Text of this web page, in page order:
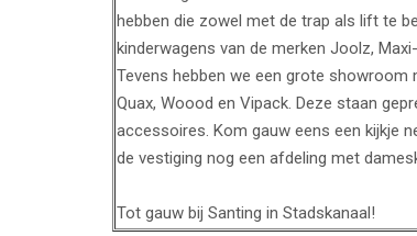
hebben die zowel met de trap als lift te
kinderwagens van de merken Joolz,
Tevens hebben we een grote showroom
Quax, Woood en Vipack. Deze staan
accessoires. Kom gauw eens een kijkje
de vestiging nog een afdeling met
Tot gauw bij Santing in Stadskanaal!